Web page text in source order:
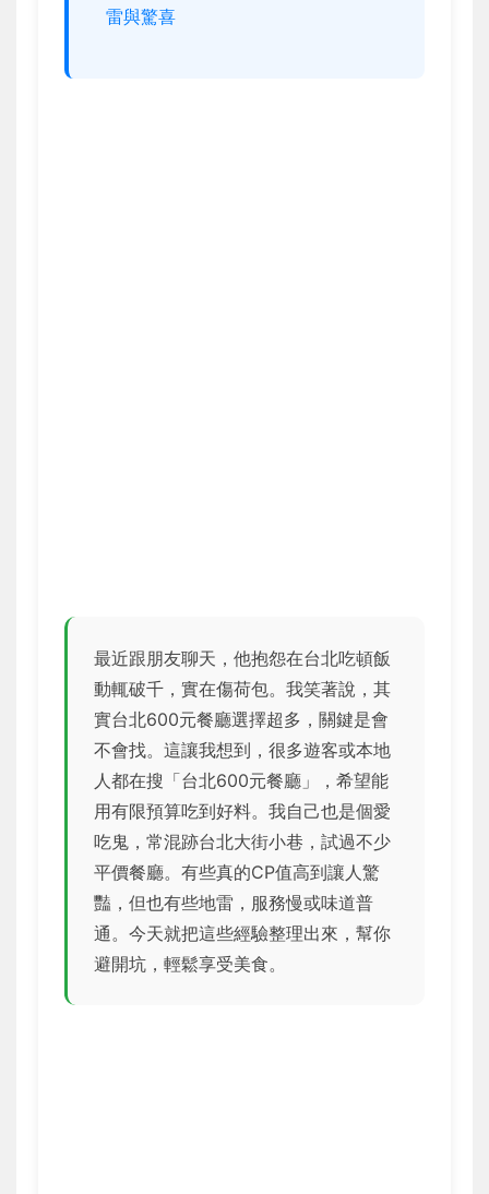
雷與驚喜
最近跟朋友聊天，他抱怨在台北吃頓飯
動輒破千，實在傷荷包。我笑著說，其
實台北600元餐廳選擇超多，關鍵是會
不會找。這讓我想到，很多遊客或本地
人都在搜「台北600元餐廳」，希望能
用有限預算吃到好料。我自己也是個愛
吃鬼，常混跡台北大街小巷，試過不少
平價餐廳。有些真的CP值高到讓人驚
豔，但也有些地雷，服務慢或味道普
通。今天就把這些經驗整理出來，幫你
避開坑，輕鬆享受美食。